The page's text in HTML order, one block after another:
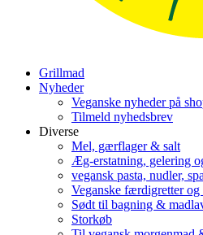
Grillmad
Nyheder
Veganske nyheder på
Tilmeld nyhedsbrev
Diverse
Mel, gærflager & salt
Æg-erstatning, gelering
vegansk pasta, nudler,
Veganske færdigretter
Sødt til bagning &
Storkøb